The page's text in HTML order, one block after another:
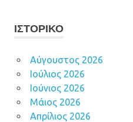
ΙΣΤΟΡΙΚΌ
Αύγουστος 2026
Ιούλιος 2026
Ιούνιος 2026
Μάιος 2026
Απρίλιος 2026